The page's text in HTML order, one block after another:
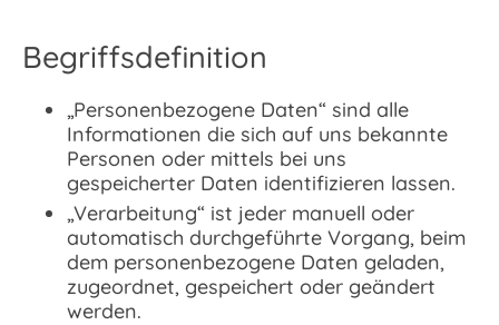
Begriffsdefinition
„Personenbezogene Daten“ sind alle
Informationen die sich auf uns bekannte
Personen oder mittels bei uns
gespeicherter Daten identifizieren lassen.
„Verarbeitung“ ist jeder manuell oder
automatisch durchgeführte Vorgang, beim
dem personenbezogene Daten geladen,
zugeordnet, gespeichert oder geändert
werden.